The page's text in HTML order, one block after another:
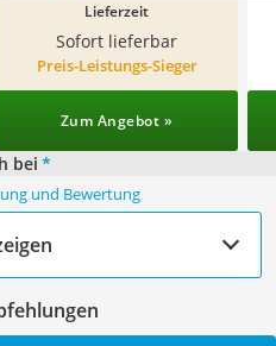
Lieferzeit
Sofort lieferbar
Preis-Leistungs-Sieger
Zum Angebot »
bei *
und Bewertung